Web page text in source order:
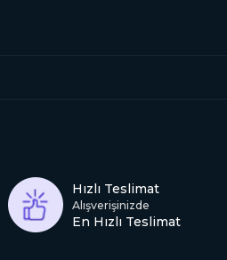
Hızlı Teslimat
Alışverişinizde
En Hızlı Teslimat